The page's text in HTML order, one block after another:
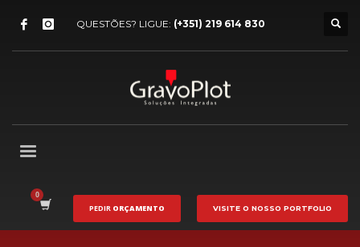
QUESTÕES? LIGUE: (+351) 219 614 830
PEDIR ORÇAMENTO VISITE O NOSSO PORTFOLIO